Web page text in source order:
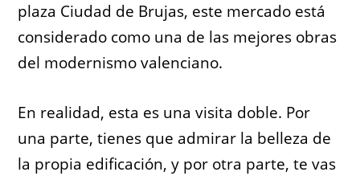
plaza Ciudad de Brujas, este mercado está
considerado como una de las mejores obras
del modernismo valenciano.
En realidad, esta es una visita doble. Por
una parte, tienes que admirar la belleza de
la propia edificación, y por otra parte, te vas